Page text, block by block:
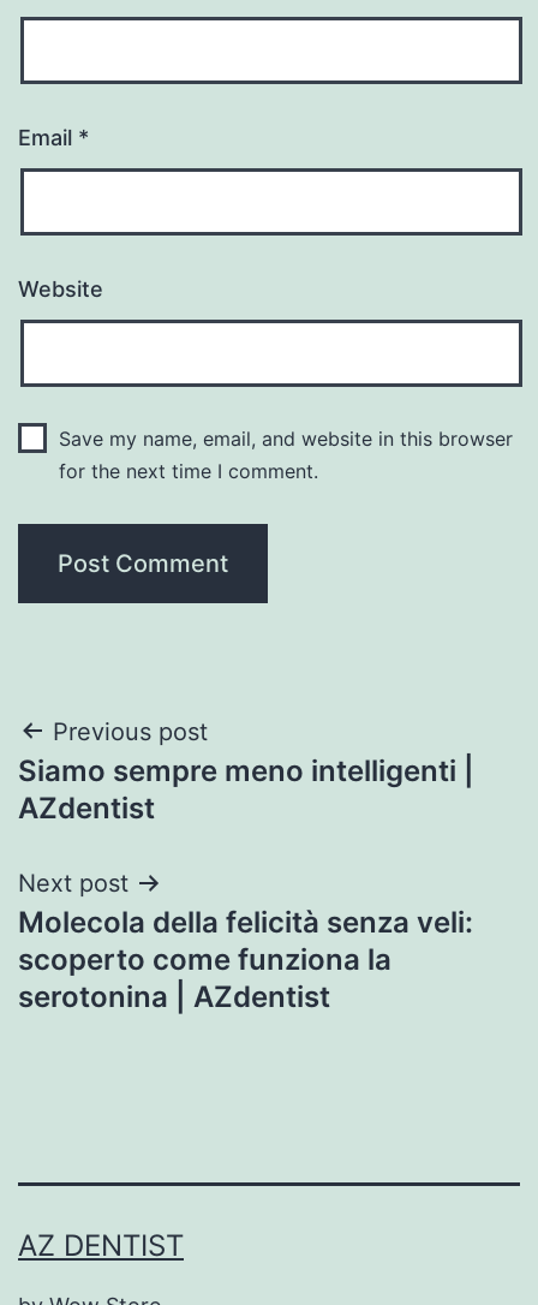
Email *
Website
Save my name, email, and website in this browser
for the next time I comment.
Post
navigation
Previous post
Siamo sempre meno intelligenti |
AZdentist
Next post
Molecola della felicità senza veli:
scoperto come funziona la
serotonina | AZdentist
AZ DENTIST